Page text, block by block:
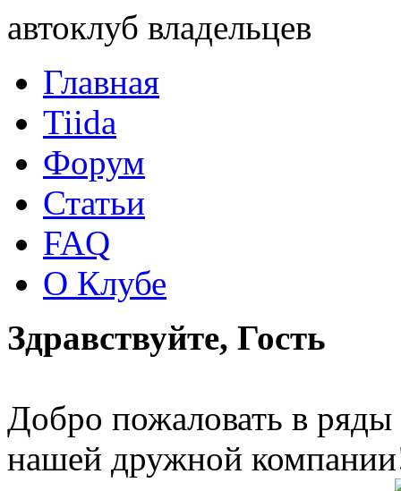
автоклуб владельцев
Главная
Tiida
Форум
Статьи
FAQ
О Клубе
Здравствуйте, Гость
Добро пожаловать в ряды
нашей дружной